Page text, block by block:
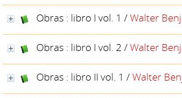
Obras : libro I vol. 1 /Walter
Obras : libro I vol. 2 /Walter
Obras : libro II vol. 1 /Walter